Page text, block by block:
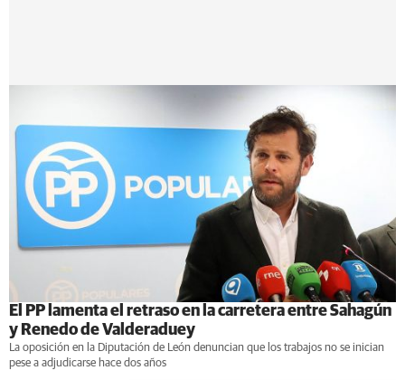
El PP lamenta el retraso en la carretera entre Sahagún
y Renedo de Valderaduey
La oposición en la Diputación de León denuncian que los trabajos no se inician
pese a adjudicarse hace dos años